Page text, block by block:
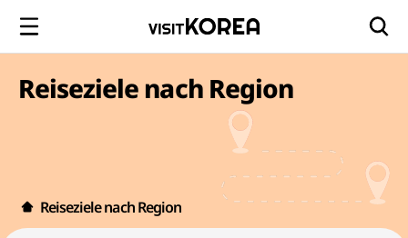
Reiseziele nach Region
Reiseziele nach Region